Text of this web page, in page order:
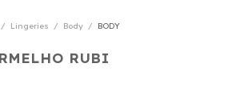
/ Lingeries / Body /
BODY
RUBI